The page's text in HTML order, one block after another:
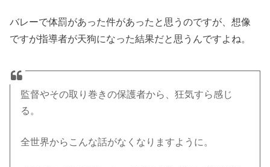
バレーで体罰があった件があったと思うのですが、想像
ですが指導者が天狗になった結果だと思うんですよね。
監督やその取り巻きの保護者から、狂気すら感じ
る。
全世界からこんな話がなくなりますように。